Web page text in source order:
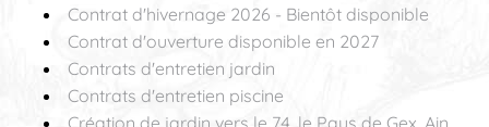
Contrat d'hivernage 2026 - Bientôt disponible
Contrat d'ouverture disponible en 2027
Contrats d'entretien jardin
Contrats d'entretien piscine